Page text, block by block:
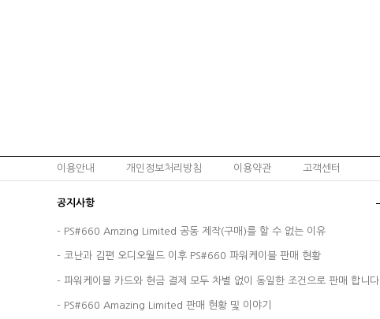
이용안내 개인정보처리방침 이용약관 고객센터
공지사항
- PS#660 Amzing Limited 공동 제작(구매)를 할 수 없는 이유
- 코난과 김편 오디오월드 이후 PS#660 파워케이블 판매 현황
- 파워케이블 카드와 현금 결제 모두 차별 없이 동일한 조건으로 판매 합니다.
- PS#660 Amazing Limited 판매 현황 및 이야기